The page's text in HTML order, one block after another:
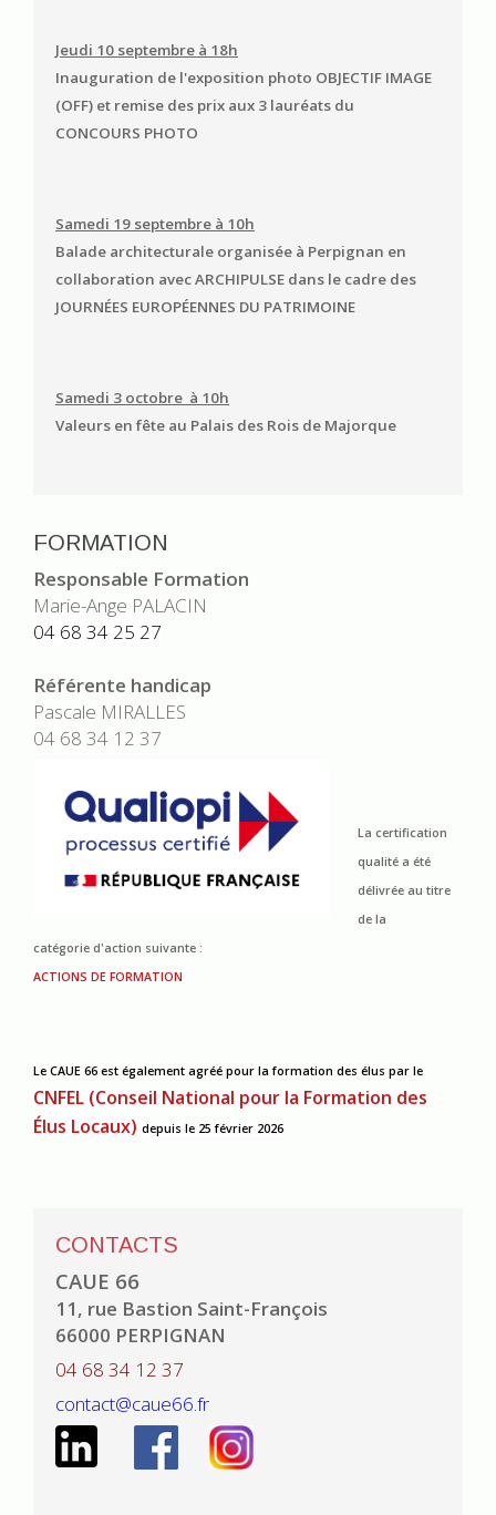
Jeudi 10 septembre à 18h
Inauguration de l'exposition photo OBJECTIF IMAGE
(OFF) et remise des prix aux 3 lauréats du
CONCOURS PHOTO
Samedi 19 septembre à 10h
Balade architecturale organisée à Perpignan en
collaboration avec ARCHIPULSE dans le cadre des
JOURNÉES EUROPÉENNES DU PATRIMOINE
Samedi 3 octobre à 10h
Valeurs en fête au Palais des Rois de Majorque
FORMATION
Responsable Formation
Marie-Ange PALACIN
04 68 34 25 27
Référente handicap
Pascale MIRALLES
04 68 34 12 37
La certification
qualité a été
délivrée au titre
de la
catégorie d'action suivante :
ACTIONS DE FORMATION
Le CAUE 66 est également agréé pour la formation des élus par le
CNFEL (Conseil National pour la Formation des
Élus Locaux) depuis le 25 février 2026
CONTACTS
CAUE 66
11, rue Bastion Saint-François
66000 PERPIGNAN
04 68 34 12 37
contact@caue66.fr